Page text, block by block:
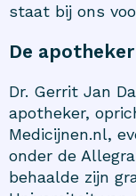
staat bij ons
De apotheker
Dr. Gerrit Jan
apotheker,
Medicijnen.nl,
onder de
behaalde zijn